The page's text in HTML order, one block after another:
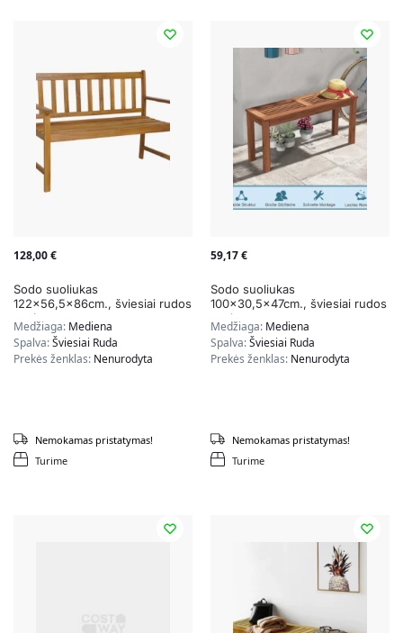
128,00€
Sodo suoliukas
122×56,5x86cm., šviesiai rudos
spalvos
Medžiaga: Mediena
Spalva:Šviesiai Ruda
Prekės ženklas: Nenurodyta
Turime
Nemokamas pristatymas!
59,17€
Sodo suoliukas
100×30,5x47cm., šviesiai rudos
spalvos
Medžiaga: Mediena
Spalva:Šviesiai Ruda
Prekės ženklas: Nenurodyta
Turime
Nemokamas pristatymas!